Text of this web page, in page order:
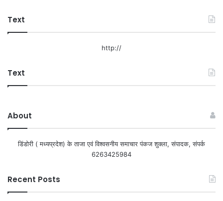
Text
http://
Text
About
डिंडोरी ( मध्यप्रदेश) के ताजा एवं विश्वसनीय समाचार पंकज शुक्ला, संपादक, संपर्क
6263425984
Recent Posts